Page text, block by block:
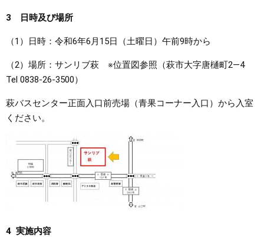
3 日時及び場所
（1）日時：令和6年6月15日（土曜日）午前9時から
（2）場所：サンリブ萩 ※位置図参照（萩市大字唐樋町2―4
Tel 0838-26-3500）
萩バスセンター正面入口前売場（青果コーナー入口）から入室
ください。
4 実施内容